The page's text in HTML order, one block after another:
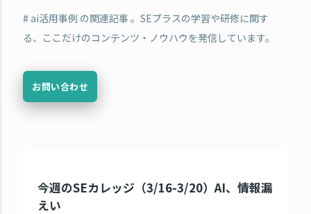
# ai活用事例 の関連記事 。SEプラスの学習や研修に関す
る、ここだけのコンテンツ・ノウハウを発信しています。
お問い合わせ
今週のSEカレッジ（3/16-3/20）AI、情報漏
えい